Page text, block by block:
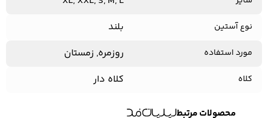
نوع آستین بلند
مورد استفاده روزمره, زمستان
کلاه کلاه دار
محصولات مرتبط